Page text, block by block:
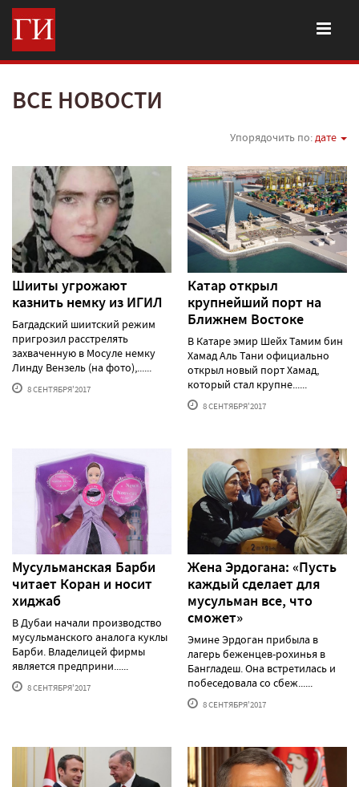
ВСЕ НОВОСТИ
Упорядочить по:дате
Шииты угрожают
казнить немку из ИГИЛ
Багдадский шиитский режим
пригрозил расстрелять
захваченную в Мосуле немку
Линду Вензель (на фото),......
8 СЕНТЯБРЯ'2017
Катар открыл
крупнейший порт на
Ближнем Востоке
В Катаре эмир Шейх Тамим бин
Хамад Аль Тани официально
открыл новый порт Хамад,
который стал крупне......
8 СЕНТЯБРЯ'2017
Мусульманская Барби
читает Коран и носит
хиджаб
В Дубаи начали производство
мусульманского аналога куклы
Барби. Владелицей фирмы
является предприни......
8 СЕНТЯБРЯ'2017
Жена Эрдогана: «Пусть
каждый сделает для
мусульман все, что
сможет»
Эмине Эрдоган прибыла в
лагерь беженцев-рохинья в
Бангладеш. Она встретилась и
побеседовала со сбеж......
8 СЕНТЯБРЯ'2017